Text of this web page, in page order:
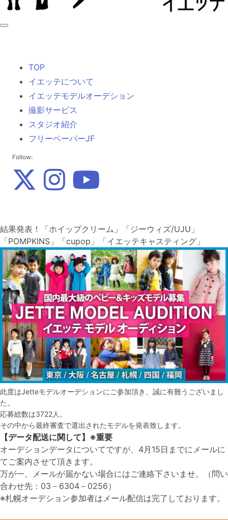
TOP
イエッテについて
イエッテモデルオーデション
撮影サービス
スタジオ紹介
フリーペーパーJF
Follow:
結果発表！「ホイップクリーム」「ジーウィズ/UJU」
「POMPKINS」「cupop」「イエッテキャスティング」
此度はJetteモデルオーデションにご参加頂き、誠に有難うございまし
た。
応募総数は3722人。
その中から最終審査で選出されたモデルを発表致します。
【データ配送に関して】※重要
オーデションデータについてですが、4月15日までにメールに
てご案内させて頂きます。
万が一、メールが届かない場合にはご連絡下さいませ。（問い
合わせ先：03－6304－0256）
※札幌オーデション参加者はメール配信は完了しております。